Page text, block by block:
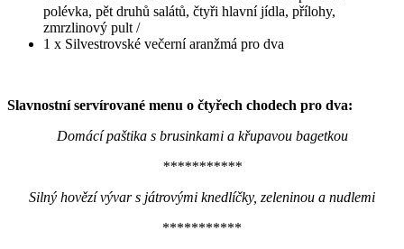
polévka, pět druhů salátů, čtyři hlavní jídla, přílohy,
zmrzlinový pult /
1 x Silvestrovské večerní aranžmá pro dva
Slavnostní servírované menu o čtyřech chodech pro dva:
Domácí paštika s brusinkami a křupavou bagetkou
***********
Silný hovězí vývar s játrovými knedlíčky, zeleninou a nudlemi
***********